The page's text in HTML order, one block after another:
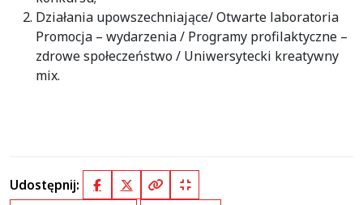
Działania upowszechniające/ Otwarte laboratoria
Promocja – wydarzenia / Programy profilaktyczne –
zdrowe społeczeństwo / Uniwersytecki kreatywny
mix.
Udostępnij: FacebookX (Twitter)
Kopiuj pełny link
Kopiuj krótki link